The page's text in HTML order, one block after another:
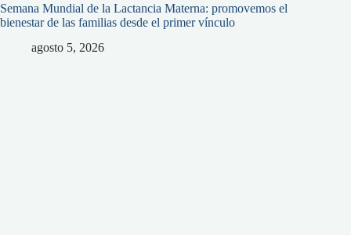
Semana Mundial de la Lactancia Materna: promovemos el
bienestar de las familias desde el primer vínculo
agosto 5, 2026